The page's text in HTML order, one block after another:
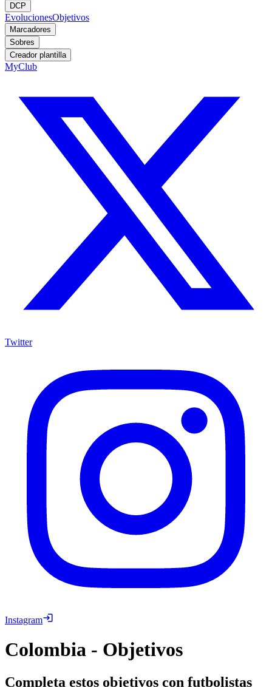
DCP
EvolucionesObjetivos
Marcadores
Sobres
Creador plantilla
MyClub
Twitter
Instagram
Colombia - Objetivos
Completa estos objetivos con futbolistas